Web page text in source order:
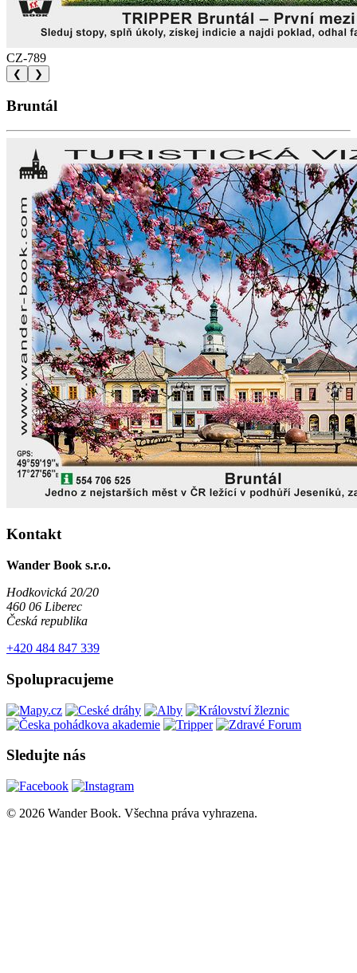
CZ-789
❮ ❯
Bruntál
Kontakt
Wander Book s.r.o.
Hodkovická 20/20
460 06 Liberec
Česká republika
+420 484 847 339
Spolupracujeme
Sledujte nás
© 2026 Wander Book. Všechna práva vyhrazena.